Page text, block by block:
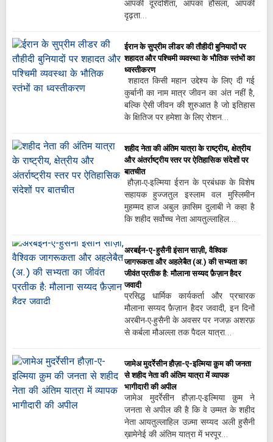
आपकी दूरदर्शिता, आपका हौसला, आपकी
दृढ़ता…
ईरान के सुप्रीम लीडर की तौहीदी बुनियादों पर
शहादत और पश्चिमी व्यवस्था के भौतिक स्तंभों का
ध्वस्तीकरण
शहादत किसी महान उद्देश्य के लिए दी गई
कुर्बानी का नाम मात्र जीवन का अंत नहीं है,
बल्कि ऐसी जीवन की शुरुआत है जो इतिहास
के क्षितिज पर हमेशा के लिए रोशन…
शहीद नेता की अंतिम यात्रा के राष्ट्रीय, क्षेत्रीय
और अंतर्राष्ट्रीय स्तर पर ऐतिहासिक संदेशों पर
बातचीत
हौज़ा-ए-इल्मिया ईरान के प्रबंधक के विशेष
सहायक हुज्जतुल इस्लाम वल मुस्लिमीन
मुहम्मद हाज अबुल क़ासिम दुलाबी ने कहा है
कि शहीद सर्वोच्च नेता आयतुल्लाहिल…
अरबईन-ए-हुसैनी इंसान साज़ी, वैश्विक
जागरूकता और अहलेबैत (अ.) की सभ्यता का
जीवंत प्रतीक है: मौलाना सय्यद फ़ैज़ान हैदर
जवादी
प्रसिद्ध धार्मिक कार्यकर्ता और प्रचारक
मौलाना सय्यद फ़ैज़ान हैदर जवादी, इन दिनों
अरबीन-ए-हुसैनी के अवसर पर नजफ़ अशरफ़
से कर्बला मौअल्ला तक पैदल यात्रा…
जामेअ मुदर्रेसीन हौज़ा-ए-इल्मिया क़ुम की जनता
से शहीद नेता की अंतिम यात्रा में व्यापक
भागीदारी की अपील
जामेअ मुदर्रेसीन हौज़ा-ए-इल्मिया क़ुम ने
जनता से अपील की है कि वे उम्मत के शहीद
नेता आयतुल्लाहिल उज़्मा सय्यद अली हुसैनी
ख़ामेनेई की अंतिम यात्रा में भरपूर…